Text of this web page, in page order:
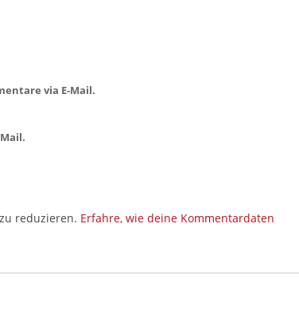
via E-Mail.
reduzieren. Erfahre, wie deine Kommentardaten